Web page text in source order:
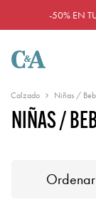
-50% EN
Calzado Niñas /
NIÑAS /
Ordenar